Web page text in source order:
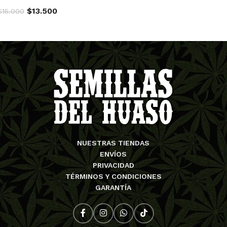
15.000 $13.500
NUESTRAS TIENDAS
ENVÍOS
PRIVACIDAD
TÉRMINOS Y CONDICIONES
GARANTÍA